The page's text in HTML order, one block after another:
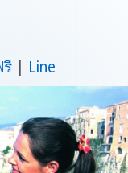
Line